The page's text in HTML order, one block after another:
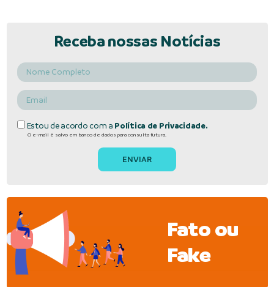
Receba nossas Notícias
Estou de acordo com a Política de Privacidade.
O e-mail é salvo em banco de dados para consulta futura.
Fato ou
Fake